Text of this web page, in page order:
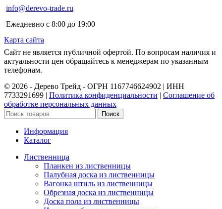
info@derevo-trade.ru
Ежедневно с 8:00 до 19:00
Карта сайта
Сайт не является публичной офертой. По вопросам наличия и
актуальности цен обращайтесь к менеджерам по указанным
телефонам.
©️ 2026 - Дерево Трейд - ОГРН 1167746624902 | ИНН
7733291699 | Политика конфиденциальности | Соглашение об
обработке персональных данных
Поиск
Информация
Каталог
Лиственница
Планкен из лиственницы
Палубная доска из лиственницы
Вагонка штиль из лиственницы
Обрезная доска из лиственницы
Доска пола из лиственницы